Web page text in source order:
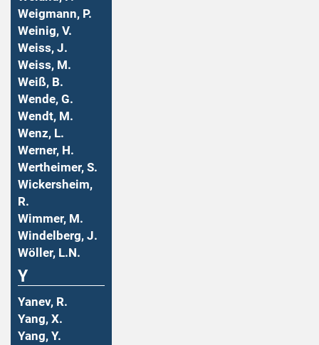
Weigmann, P.
Weinig, V.
Weiss, J.
Weiss, M.
Weiß, B.
Wende, G.
Wendt, M.
Wenz, L.
Werner, H.
Wertheimer, S.
Wickersheim,
R.
Wimmer, M.
Windelberg, J.
Wöller, L.N.
Y
Yanev, R.
Yang, X.
Yang, Y.